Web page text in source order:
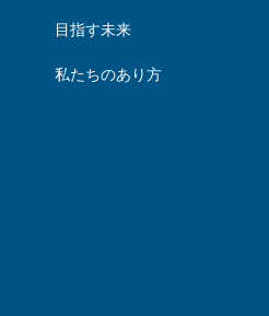
目指す未来
私たちのあり方